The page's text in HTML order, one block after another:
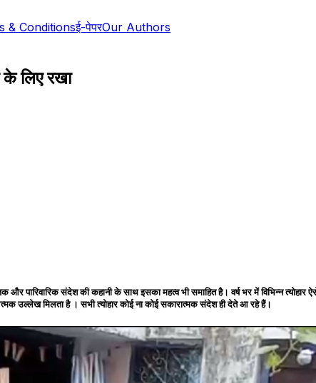
& Conditionsई-पेपरOur Authors
के लिए रखा
और पारिवारिक संदेश की कहानी के साथ इसका महत्व भी समाहित है। वर्ष भर में विभिन्न
उल्लेख मिलता है । सभी त्योहार कोई ना कोई सकारात्मक संदेश ही देते आ रहे हैं।